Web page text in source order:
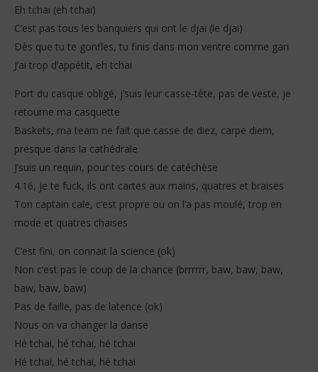
Eh tchai (eh tchai)
C’est pas tous les banquiers qui ont le djai (le djai)
Dès que tu te gonfles, tu finis dans mon ventre comme gari
J’ai trop d’appétit, eh tchai
Port du casque obligé, j’suis leur casse-tête, pas de veste, je
retourne ma casquette
Baskets, ma team ne fait que casse de diez, carpe diem,
presque dans la cathédrale
J’suis un requin, pour tes cours de catéchèse
4.16, je te fuck, ils ont cartes aux mains, quatres et braises
Ton captain cale, c’est propre ou on l’a pas moulé, trop en
mode et quatres chaises
C’est fini, on connait la science (ok)
Non c’est pas le coup de la chance (brrrrrr, baw, baw, baw,
baw, baw, baw)
Pas de faille, pas de latence (ok)
Nous on va changer la danse
Hé tchai, hé tchai, hé tchai
Hé tchai, hé tchai, hé tchai